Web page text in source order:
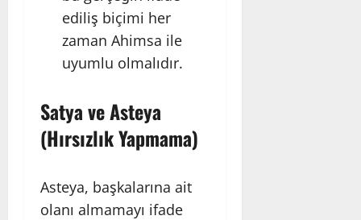
ediliş biçimi her
zaman Ahimsa ile
uyumlu olmalıdır.
Satya ve Asteya
(Hırsızlık Yapmama)
Asteya, başkalarına ait
olanı almamayı ifade